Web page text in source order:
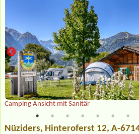
Camping Ansicht mit Sanitär
Nüziders, Hinteroferst 12, A-